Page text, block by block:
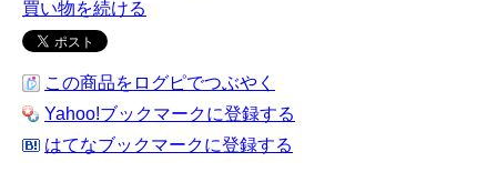
買い物を続ける
この商品をログピでつぶやく
Yahoo!ブックマークに登録する
はてなブックマークに登録する